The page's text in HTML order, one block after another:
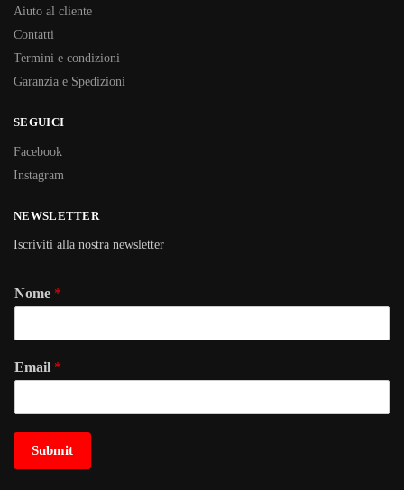
Aiuto al cliente
Contatti
Termini e condizioni
Garanzia e Spedizioni
SEGUICI
Facebook
Instagram
NEWSLETTER
Iscriviti alla nostra newsletter
Nome *
Email *
Submit